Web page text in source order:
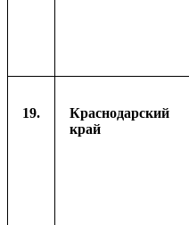
19.
Краснодарский
край